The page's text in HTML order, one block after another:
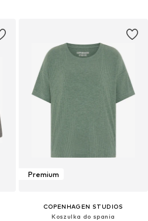
Premium
COPENHAGEN STUDIOS
Koszulka do spania